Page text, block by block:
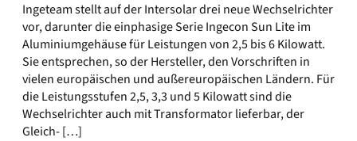
Ingeteam stellt auf der Intersolar drei neue Wechselrichter
vor, darunter die einphasige Serie Ingecon Sun Lite im
Aluminiumgehäuse für Leistungen von 2,5 bis 6 Kilowatt.
Sie entsprechen, so der Hersteller, den Vorschriften in
vielen europäischen und außereuropäischen Ländern. Für
die Leistungsstufen 2,5, 3,3 und 5 Kilowatt sind die
Wechselrichter auch mit Transformator lieferbar, der
Gleich- […]